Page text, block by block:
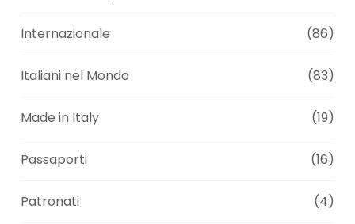
Internazionale (86)
Italiani nel Mondo (83)
Made in Italy (19)
Passaporti (16)
Patronati (4)